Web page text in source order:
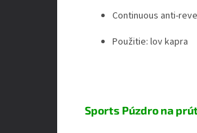
Continuous anti-
Použitie: lov kapra
Sports Púzdro na